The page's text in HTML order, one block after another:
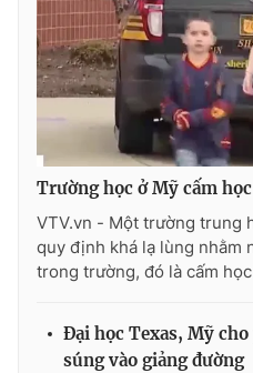
THỜI BÁO VTV
Theo dõi báo trên
Cơ quan chủ quản:Đài Truyền
Giấy phép hoạt động báo in và
cấp ngày 29/12/2023
Trường học ở Mỹ cấm
VTV.vn - Một trường trung
quy định khá lạ lùng nhằm
trong trường, đó là cấm
Đại học Texas, Mỹ
súng vào giảng đường